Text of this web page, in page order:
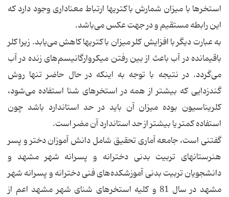
استخرها با میزان شمارش باكتریها ارتباط معناداری وجود دارد كه
این رابطه مستقیم و در جهت عكس می‌باشد.
به عبارت دیگر با افزایش كلر میزان باكتریها كاهش می‌یابد. زیرا كلر
باقیمانده در آب باعث از بین رفتن میكروارگانیسم‌های زنده در آب
می‌گردد. در نتیجه با توجه به اینكه در حال حاضر تنها روش
گندزدایی كه بیشتر از همه در استخرهای شنا استفاده می‌شود،
كلریناسیون بوده میزان آن باید در حد استاندارد باشد چون
استفاده كمتر یا بیشتر از حد استاندارد آن مضر است.
گفتنی است، جامعه آماری تحقیق شامل دانش آموزان دختر و پسر
هنرستانهای تربیت بدنی دخترانه و پسرانه شهر مشهد و
دانشجویان تربیت بدنی آموزشكده‌های فنی دخترانه و پسرانه شهر
مشهد در سال 81 و كلیه استخرهای شنای شهر مشهد اعم از